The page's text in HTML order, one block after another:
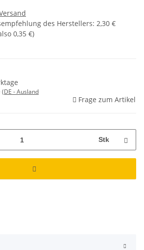
des Herstellers: 2,30 €
0,35 €)
(DE - Ausland
Frage zum Artikel
Stk